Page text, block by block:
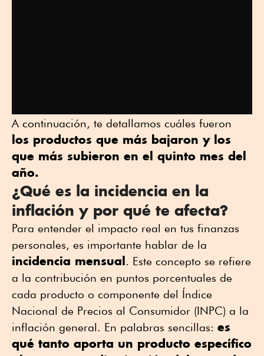
A continuación, te detallamos cuáles fueron
los productos que más bajaron y los
que más subieron en el quinto mes del
año.
¿Qué es la incidencia en la
inflación y por qué te afecta?
Para entender el impacto real en tus finanzas
personales, es importante hablar de la
incidencia mensual. Este concepto se refiere
a la contribución en puntos porcentuales de
cada producto o componente del Índice
Nacional de Precios al Consumidor (INPC) a la
inflación general. En palabras sencillas: es
qué tanto aporta un producto específico